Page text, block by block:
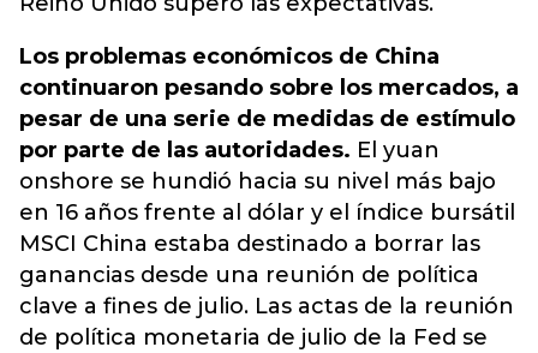
Los problemas económicos de China
continuaron pesando sobre los mercados, a
pesar de una serie de medidas de estímulo
por parte de las autoridades. El yuan
onshore se hundió hacia su nivel más bajo
en 16 años frente al dólar y el índice bursátil
MSCI China estaba destinado a borrar las
ganancias desde una reunión de política
clave a fines de julio. Las actas de la reunión
de política monetaria de julio de la Fed se